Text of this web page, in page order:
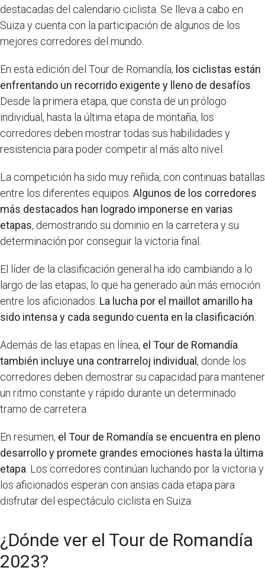
destacadas del calendario ciclista. Se lleva a cabo en
Suiza y cuenta con la participación de algunos de los
mejores corredores del mundo.
En esta edición del Tour de Romandía, los ciclistas están
enfrentando un recorrido exigente y lleno de desafíos
Desde la primera etapa, que consta de un prólogo
individual, hasta la última etapa de montaña, los
corredores deben mostrar todas sus habilidades y
resistencia para poder competir al más alto nivel.
La competición ha sido muy reñida, con continuas batallas
entre los diferentes equipos. Algunos de los corredores
más destacados han logrado imponerse en varias
etapas, demostrando su dominio en la carretera y su
determinación por conseguir la victoria final.
El líder de la clasificación general ha ido cambiando a lo
largo de las etapas, lo que ha generado aún más emoción
entre los aficionados. La lucha por el maillot amarillo ha
sido intensa y cada segundo cuenta en la clasificación
Además de las etapas en línea, el Tour de Romandía
también incluye una contrarreloj individual , donde los
corredores deben demostrar su capacidad para mantener
un ritmo constante y rápido durante un determinado
tramo de carretera.
En resumen, el Tour de Romandía se encuentra en pleno
desarrollo y promete grandes emociones hasta la última
etapa . Los corredores continúan luchando por la victoria y
los aficionados esperan con ansias cada etapa para
disfrutar del espectáculo ciclista en Suiza.
¿Dónde ver el Tour de Romandía
2023?